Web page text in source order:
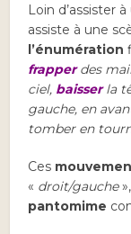
Loin d’assister
assiste à une
l’énumération
frapperdes
ciel, baisserla
gauche, en
tomber en
Ces
« droit/gauche
pantomime